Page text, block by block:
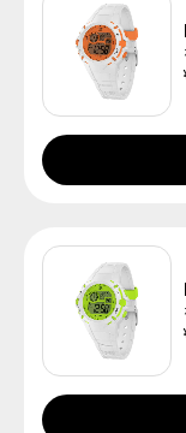
※ご予約商品は、記載の
防水について